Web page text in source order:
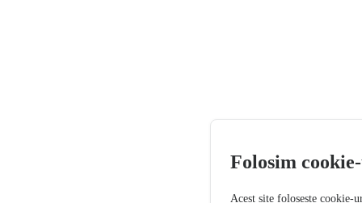
Folosim
Acest site folosește cookie-